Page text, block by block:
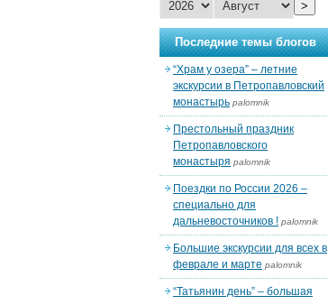
>
Последние темы блогов
“Храм у озера” – летние
экскурсии в Петропавловский
монастырь palomnik
Престольный праздник
Петропавловского
монастыря palomnik
Поездки по России 2026 –
специально для
дальневосточников ! palomnik
Большие экскурсии для всех в
феврале и марте palomnik
“Татьянин день” – большая